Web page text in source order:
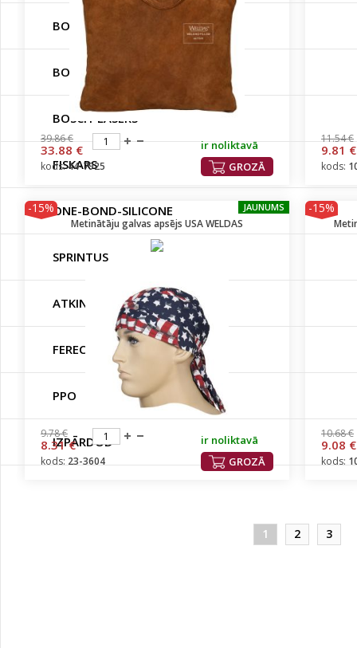
BOSCH-DIY
BOSCH-GARDEN
BOSCH-LASERS
FISKARS
ONE-BOND-SILICONE
SPRINTUS
ATKINSON
FERECLA
PPO
IZPĀRDOD
39.86 €
33.88 €
ir noliktavā
GROZĀ
kods:44-7925
11.54 €
9.81 €
kods:
-15% JAUNUMS
Metinātāju galvas apsējs USA WELDAS
9.78 €
8.31 €
ir noliktavā
GROZĀ
kods: 23-3604
-15%
10.68 €
9.08 €
kods:
1 2 3